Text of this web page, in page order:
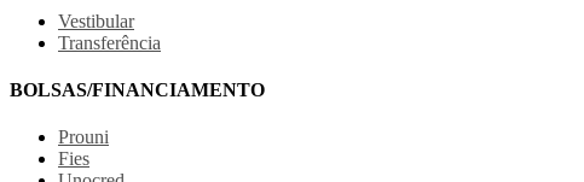
Vestibular
Transferência
BOLSAS/FINANCIAMENTO
Prouni
Fies